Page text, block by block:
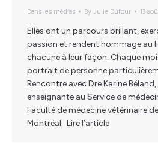
Dans les médias By Julie Dufour 13
Elles ont un parcours brillant,
passion et rendent hommage au
chacune à leur façon. Chaque
portrait de personne
Rencontre avec Dre Karine
enseignante au Service de
Faculté de médecine vétérinaire
Montréal. Lire l’article